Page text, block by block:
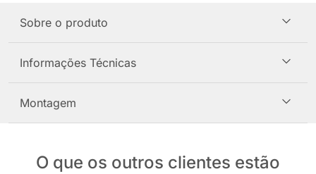
Sobre o produto
Informações Técnicas
Montagem
O que os outros clientes estão